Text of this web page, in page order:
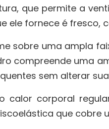
que permite a
ele fornece é fresco,
sobre uma ampla
compreende uma
sem alterar
calor corporal
que cobre